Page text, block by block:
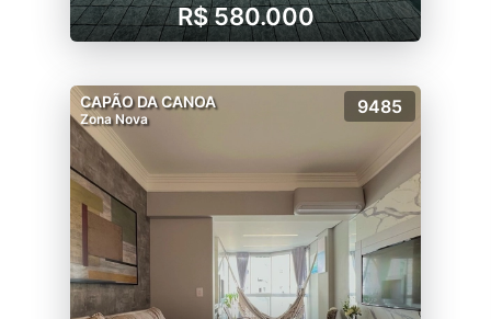
R$ 580.000
CAPÃO DA CANOA
Zona Nova
9485